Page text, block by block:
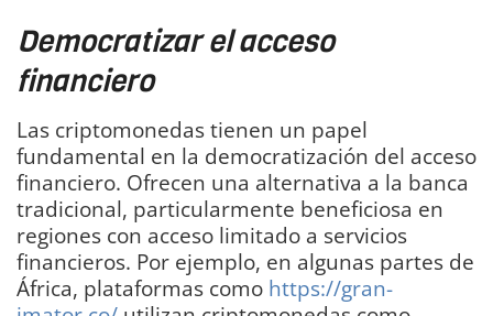
Democratizar el acceso
financiero
Las criptomonedas tienen un papel
fundamental en la democratización del acceso
financiero. Ofrecen una alternativa a la banca
tradicional, particularmente beneficiosa en
regiones con acceso limitado a servicios
financieros. Por ejemplo, en algunas partes de
África, plataformas como https://gran-